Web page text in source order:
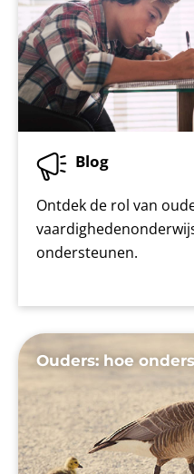
Blog
Ontdek de rol van
ondersteunen.
Ouders: hoe